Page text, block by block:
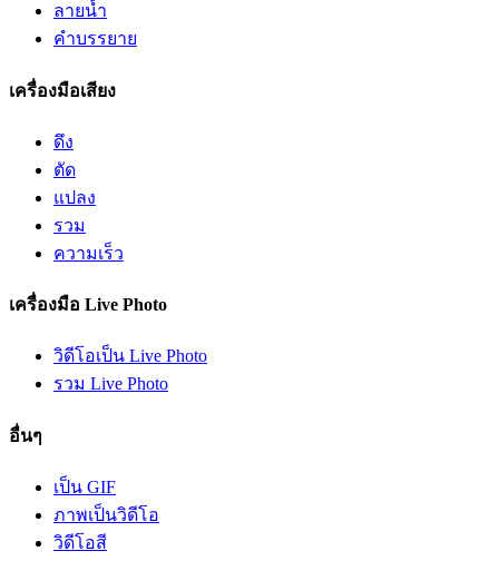
ลายน้ำ
คำบรรยาย
เครื่องมือเสียง
ดึง
ตัด
แปลง
รวม
ความเร็ว
เครื่องมือ Live Photo
วิดีโอเป็น Live Photo
รวม Live Photo
อื่นๆ
เป็น GIF
ภาพเป็นวิดีโอ
วิดีโอสี